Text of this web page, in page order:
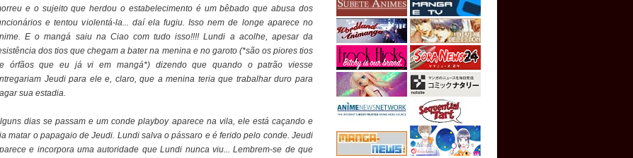
e o sujeito que herdou o estabelecimento é um bêbado que abusa dos
e tentou violentá-la... daí ela fugiu. Isso nem de longe aparece no
E o mangá saiu na Ciao com tudo isso!!!! Lundi a acolhe, apesar da
dos tios que chegam a bater na menina e no garoto (*são os piores tios
órfãos que eu já vi em mangá*) dizendo que quando o patrão viesse
Jeudi para ele e, claro, que a menina teria que trabalhar duro para
sua estadia.
dias se passam e um conde playboy aparece na vila, ele está caçando e
matar o papagaio de Jeudi. Lundi salva o pássaro e é ferido pelo conde. Jeudi
e incorpora uma autoridade que Lundi nunca viu... Lembrem-se de que